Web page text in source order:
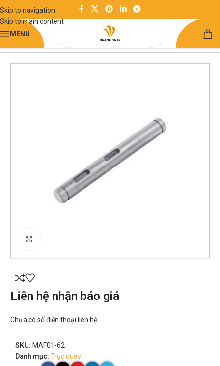
Skip to navigation
Skip to main content
MENU
Trang chủ
Chuyển động quay Trục quay
Liên hệ nhận báo giá
Chưa có số điện thoại liên hệ.
SKU: MAF01-62
Danh mục: Trục quay